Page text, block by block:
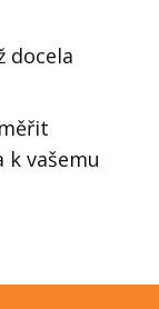
docela
k vašemu